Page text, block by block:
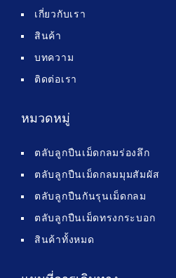
เกี่ยวกับเรา
สินค้า
บทความ
ติดต่อเรา
หมวดหมู่
ตลับลูกปืนเม็ดกลมร่องลึก
ตลับลูกปืนเม็ดกลมมุมสัมผัส
ตลับลูกปืนกันรุนเม็ดกลม
ตลับลูกปืนเม็ดทรงกระบอก
สินค้าทั้งหมด